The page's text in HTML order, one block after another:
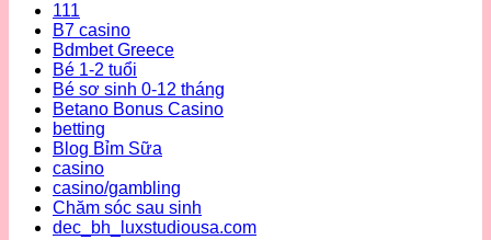
111
B7 casino
Bdmbet Greece
Bé 1-2 tuổi
Bé sơ sinh 0-12 tháng
Betano Bonus Casino
betting
Blog Bỉm Sữa
casino
casino/gambling
Chăm sóc sau sinh
dec_bh_luxstudiousa.com